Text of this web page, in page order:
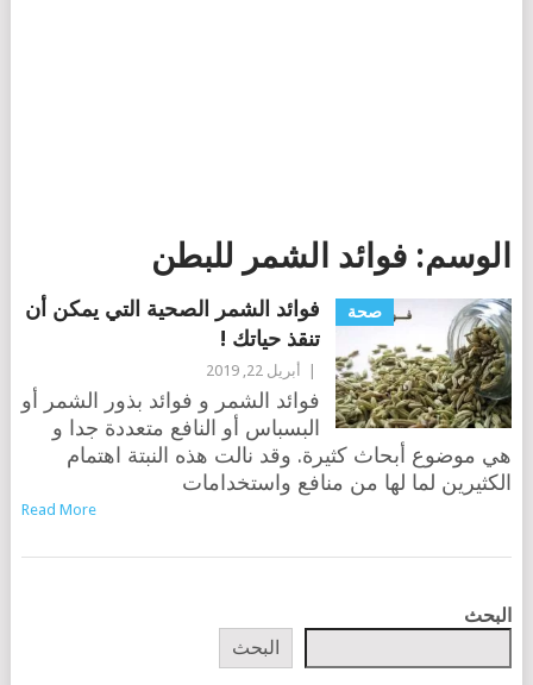
الوسم: فوائد الشمر للبطن
صحة
فوائد الشمر الصحية التي يمكن أن
تنقذ حياتك !
أبريل 22, 2019
فوائد الشمر و فوائد بذور الشمر أو
البسباس أو النافع متعددة جدا و
هي موضوع أبحاث كثيرة. وقد نالت هذه النبتة اهتمام
الكثيرين لما لها من منافع واستخدامات
Read More
POSTS
البحث
البحث